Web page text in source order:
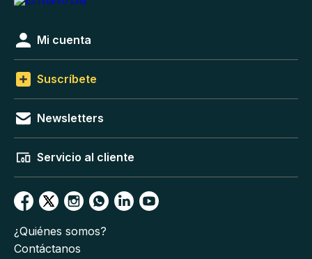
Mi cuenta
Suscríbete
Newsletters
Servicio al cliente
¿Quiénes somos?
Contáctanos